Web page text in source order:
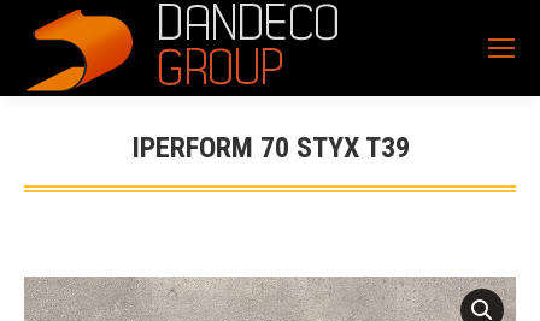
IPERFORM 70 STYX T39